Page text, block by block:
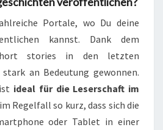
Portale, wo Du deine
kannst. Dank dem
stories in den letzten
an Bedeutung gewonnen.
ideal für die Leserschaft im
Regelfall so kurz, dass sich die
oder Tablet in einer